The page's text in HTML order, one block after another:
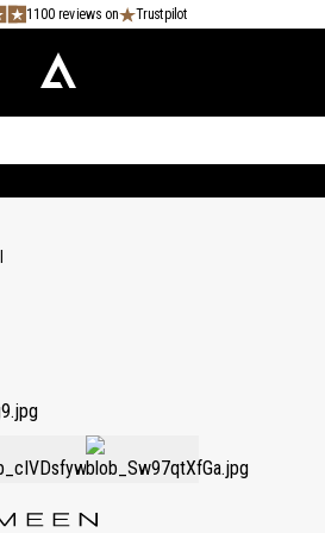
1100 reviews on Trustpilot